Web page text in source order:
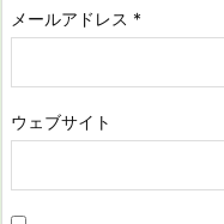
メールアドレス *
ウェブサイト